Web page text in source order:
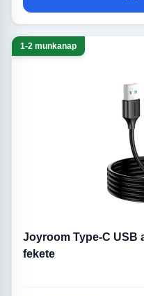
1-2 munkanap
Joyroom Type-C USB
fekete